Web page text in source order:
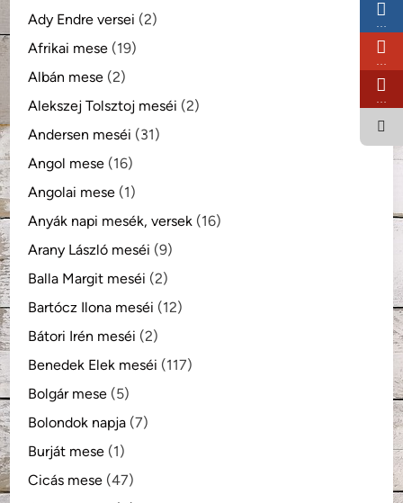
Ady Endre versei (2)
Afrikai mese (19)
Albán mese (2)
Alekszej Tolsztoj meséi (2)
Andersen meséi (31)
Angol mese (16)
Angolai mese (1)
Anyák napi mesék, versek (16)
Arany László meséi (9)
Balla Margit meséi (2)
Bartócz Ilona meséi (12)
Bátori Irén meséi (2)
Benedek Elek meséi (117)
Bolgár mese (5)
Bolondok napja (7)
Burját mese (1)
Cicás mese (47)